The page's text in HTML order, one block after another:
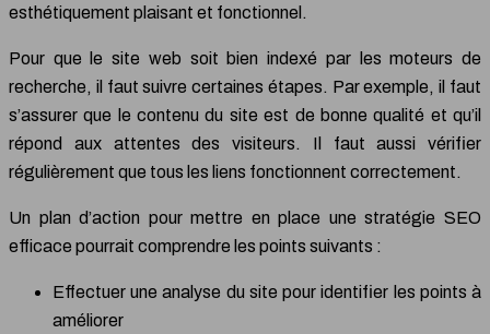
esthétiquement plaisant et fonctionnel.
Pour que le site web soit bien indexé par les moteurs de
recherche, il faut suivre certaines étapes. Par exemple, il faut
s’assurer que le contenu du site est de bonne qualité et qu’il
répond aux attentes des visiteurs. Il faut aussi vérifier
régulièrement que tous les liens fonctionnent correctement.
Un plan d’action pour mettre en place une stratégie SEO
efficace pourrait comprendre les points suivants :
Effectuer une analyse du site pour identifier les points à
améliorer